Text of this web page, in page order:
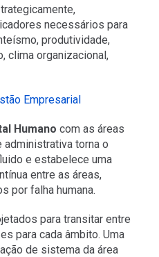
necessários para
produtividade,
clima organizacional,
Humano com as áreas
administrativa torna o
e estabelece uma
entre as áreas,
por falha humana.
para transitar entre
para cada âmbito. Uma
de sistema da área